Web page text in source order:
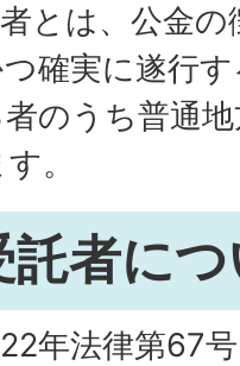
とは、公金
確実に遂行
のうち普通
。
託者に
年法律第67